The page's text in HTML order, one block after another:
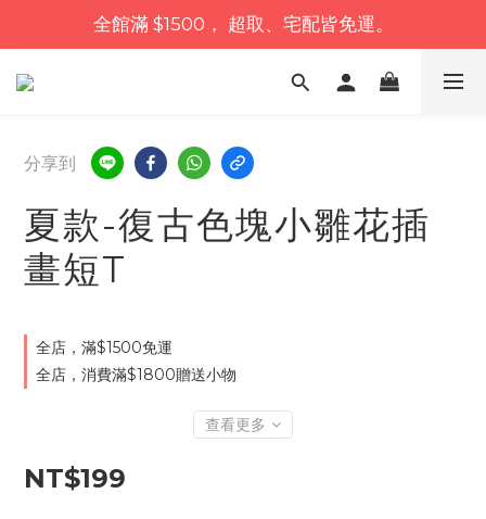
全館滿 $1500， 超取、宅配皆免運。
分享到
夏款-復古色塊小雛花插
畫短T
全店，滿$1500免運
全店，消費滿$1800贈送小物
查看更多
NT$199